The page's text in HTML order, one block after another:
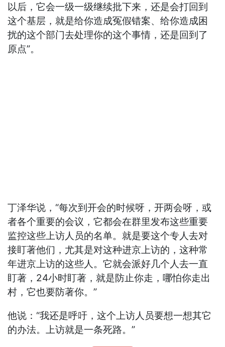
以后，它会一级一级继续批下来，还是会打回到
这个基层，就是给你造成冤假错案、给你造成困
扰的这个部门去处理你的这个事情，还是回到了
原点”。
丁泽华说，“每次到开会的时候呀，开两会呀，或
者各个重要的会议，它都会在群里发布这些重要
监控这些上访人员的名单。就是要这个专人去对
接盯著他们，尤其是对这种进京上访的，这种常
年进京上访的这些人。它就会派好几个人去一直
盯著，24小时盯著，就是防止你走，哪怕你走出
村，它也要防著你。”
他说：“我还是呼吁，这个上访人员要想一想其它
的办法。上访就是一条死路。”